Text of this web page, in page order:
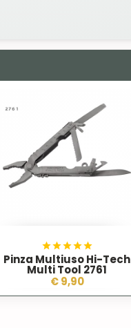
Pinza Multiuso Hi-Tech
Multi Tool 2761
€ 9,90